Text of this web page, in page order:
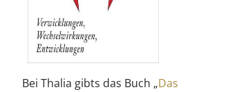
Bei Thalia gibts das Buch „Das